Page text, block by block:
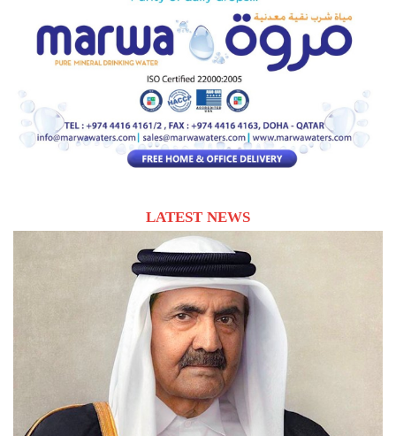
LATEST NEWS